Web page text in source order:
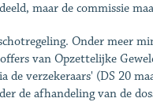
maar de commissie
Onder meer
van Opzettelijke
de verzekeraars' (DS 20
de afhandeling van de